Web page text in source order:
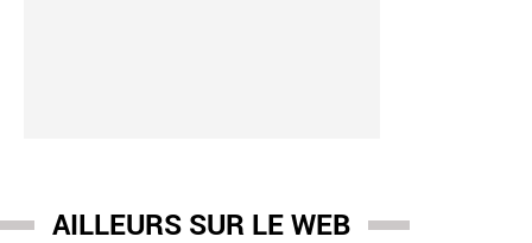
AILLEURS SUR LE WEB